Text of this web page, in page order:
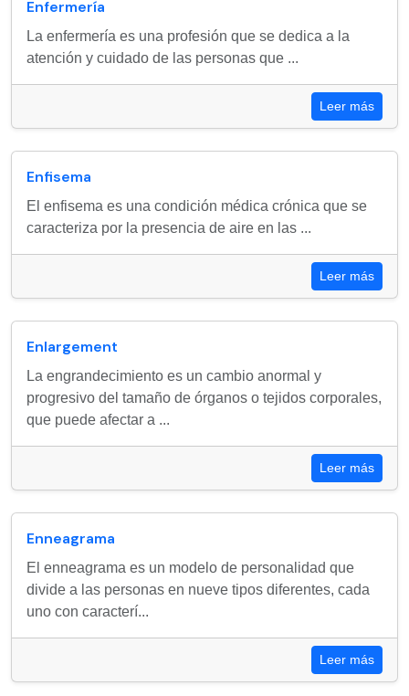
Enfermería
La enfermería es una profesión que se dedica a la
atención y cuidado de las personas que ...
Leer más
Enfisema
El enfisema es una condición médica crónica que se
caracteriza por la presencia de aire en las ...
Leer más
Enlargement
La engrandecimiento es un cambio anormal y
progresivo del tamaño de órganos o tejidos corporales,
que puede afectar a ...
Leer más
Enneagrama
El enneagrama es un modelo de personalidad que
divide a las personas en nueve tipos diferentes, cada
uno con caracterí...
Leer más